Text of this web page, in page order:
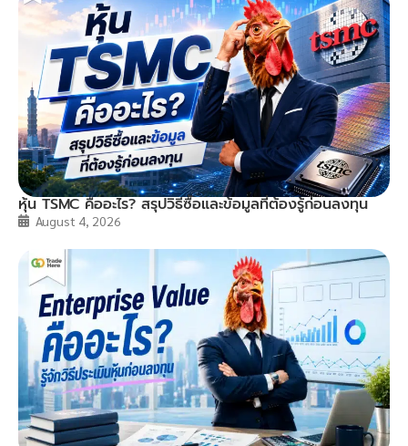
หุ้น TSMC คืออะไร? สรุปวิธีซื้อและข้อมูลที่ต้องรู้ก่อนลงทุน
August 4, 2026